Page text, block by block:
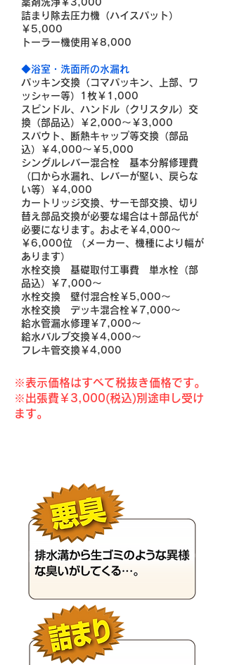
薬剤洗浄￥3,000
詰まり除去圧力機（ハイスパット）
￥5,000
トーラー機使用￥8,000
◆浴室・洗面所の水漏れ
パッキン交換（コマパッキン、上部、ワ
ッシャー等）1枚￥1,000
スピンドル、ハンドル（クリスタル）交
換（部品込）￥2,000～￥3,000
スパウト、断熱キャップ等交換（部品
込）￥4,000～￥5,000
シングルレバー混合栓 基本分解修理費
（口から水漏れ、レバーが堅い、戻らな
い等）￥4,000
カートリッジ交換、サーモ部交換、切り
替え部品交換が必要な場合は＋部品代が
必要になります。およそ￥4,000～
￥6,000位 （メーカー、機種により幅が
あります）
水栓交換 基礎取付工事費 単水栓（部
品込）￥7,000～
水栓交換 壁付混合栓￥5,000～
水栓交換 デッキ混合栓￥7,000～
給水管漏水修理￥7,000～
給水バルブ交換￥4,000～
フレキ管交換￥4,000
※表示価格はすべて税抜き価格です。​​
※出張費￥3,000(税込)別途申し受け
ます。